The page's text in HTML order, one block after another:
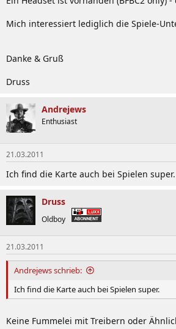
Mich interessiert lediglich die Spiele-
Danke & Gruß
Druss
Andrejews
Enthusiast
21.03.2011
Ich find die Karte auch bei Spielen super.
Druss
Oldboy
21.03.2011
Andrejews schrieb:
Ich find die Karte auch bei Spielen super.
Keine Fummelei mit Treibern oder